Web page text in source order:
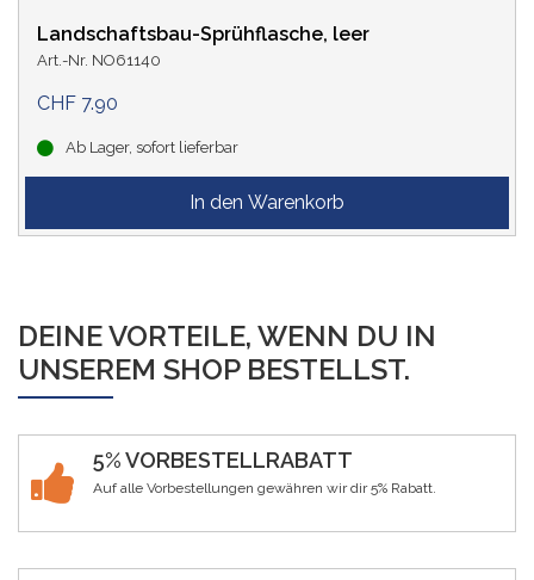
Landschaftsbau-Sprühflasche, leer
Art.-Nr. NO61140
CHF 7.90
Ab Lager, sofort lieferbar
DEINE VORTEILE, WENN DU IN
UNSEREM SHOP BESTELLST.
5% VORBESTELLRABATT
Auf alle Vorbestellungen gewähren wir dir 5% Rabatt.